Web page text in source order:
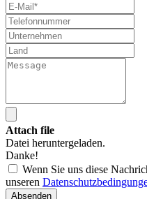
Attach file
Datei heruntergeladen.
Danke!
Wenn Sie uns diese
unseren
Absenden